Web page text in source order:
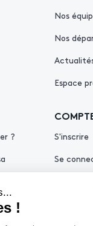
Nos
Nos
Espace
?
S'inscrire
Se